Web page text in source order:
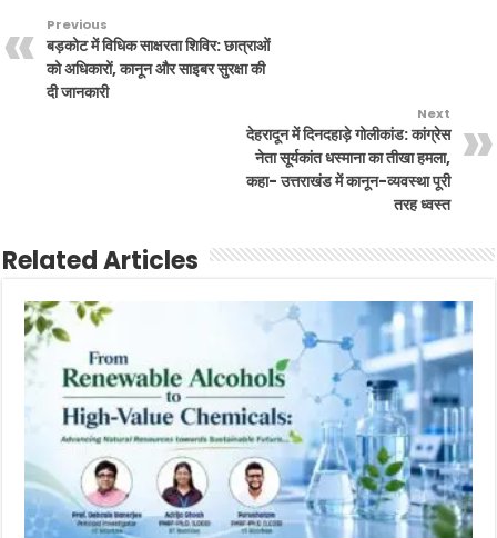
Previous
बड़कोट में विधिक साक्षरता शिविर: छात्राओं
को अधिकारों, कानून और साइबर सुरक्षा की
दी जानकारी
Next
देहरादून में दिनदहाड़े गोलीकांड: कांग्रेस
नेता सूर्यकांत धस्माना का तीखा हमला,
कहा- उत्तराखंड में कानून-व्यवस्था पूरी
तरह ध्वस्त
Related Articles